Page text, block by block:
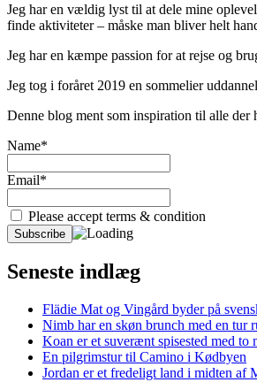
Jeg har en vældig lyst til at dele mine
finde aktiviteter – måske man bliver helt
Jeg har en kæmpe passion for at rejse og
Jeg tog i foråret 2019 en sommelier
Denne blog ment som inspiration til alle
Name*
Email*
Please accept terms & condition
Seneste indlæg
Flädie Mat og Vingård byder på
Nimb har en skøn brunch med en tur
Koan er et suverænt spisested med to
En pilgrimstur til Camino i Kødbyen
Jordan er et fredeligt land i midten af